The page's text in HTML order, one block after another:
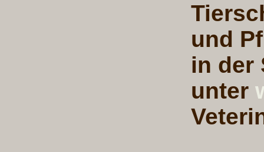
und
in der
unter